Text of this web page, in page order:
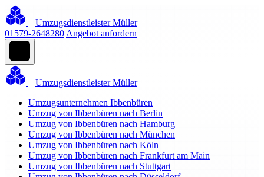
Umzugsdienstleister Müller
01579-2648280 Angebot anfordern
Umzugsdienstleister Müller
Umzugsunternehmen Ibbenbüren
Umzug von Ibbenbüren nach Berlin
Umzug von Ibbenbüren nach Hamburg
Umzug von Ibbenbüren nach München
Umzug von Ibbenbüren nach Köln
Umzug von Ibbenbüren nach Frankfurt am Main
Umzug von Ibbenbüren nach Stuttgart